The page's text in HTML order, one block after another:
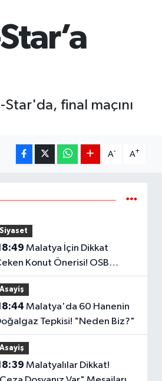
final maçını
A- A+
Siyaset
Konut Önerisi! OSB
Faizsiz Ev Çağrısı..
Asayiş
Tepkisi! "Neden Biz?"
Asayiş